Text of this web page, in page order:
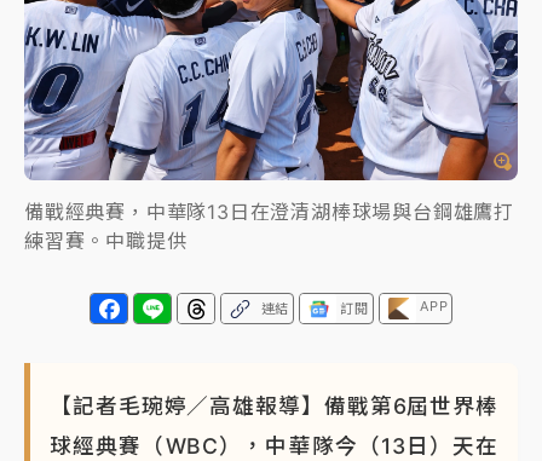
周六起展出延長至晚上7時
台東農業處長涉圖利渡假村！東檢抗告成功 今重開羈
押庭
父親節泡湯了！中颱白海豚雨彈轟3天 「紅到發紫」降
雨熱區曝
備戰經典賽，中華隊13日在澄清湖棒球場與台鋼雄鷹打
練習賽。中職提供
連結 訂閱 APP
【記者毛琬婷／高雄報導】備戰第6屆世界棒
球經典賽（WBC），中華隊今（13日）天在